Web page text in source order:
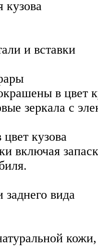
кузова
и вставки
в цвет
зеркала с
кузова
включая
вида